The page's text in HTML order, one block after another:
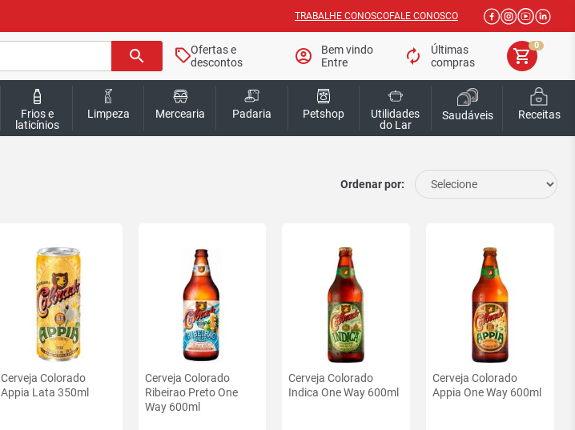
TRABALHE CONOSCOFALE CONOSCO
search
Ofertas e
descontos
account_circle
Bem vindo
Entre
autorenew
Últimas
compras
shopping_cart
0
Frios e
laticínios
Limpeza Mercearia Padaria Petshop
Utilidades
do Lar
Saudáveis Receitas
Ordenar por:
Cerveja Colorado
Appia Lata 350ml
Cerveja Colorado
Ribeirao Preto One
Way 600ml
Cerveja Colorado
Indica One Way 600ml
Cerveja Colorado
Appia One Way 600ml